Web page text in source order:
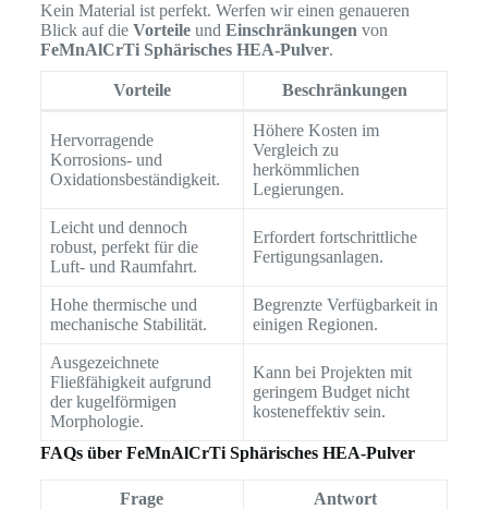
Kein Material ist perfekt. Werfen wir einen genaueren
Blick auf die Vorteileund Einschränkungen von
FeMnAlCrTi Sphärisches HEA-Pulver.
Vorteile Beschränkungen
Hervorragende
Korrosions- und
Oxidationsbeständigkeit.
Höhere Kosten im
Vergleich zu
herkömmlichen
Legierungen.
Leicht und dennoch
robust, perfekt für die
Luft- und Raumfahrt.
Erfordert fortschrittliche
Fertigungsanlagen.
Hohe thermische und
mechanische Stabilität.
Begrenzte Verfügbarkeit in
einigen Regionen.
Ausgezeichnete
Fließfähigkeit aufgrund
der kugelförmigen
Morphologie.
Kann bei Projekten mit
geringem Budget nicht
kosteneffektiv sein.
FAQs über FeMnAlCrTi Sphärisches HEA-Pulver
Frage Antwort